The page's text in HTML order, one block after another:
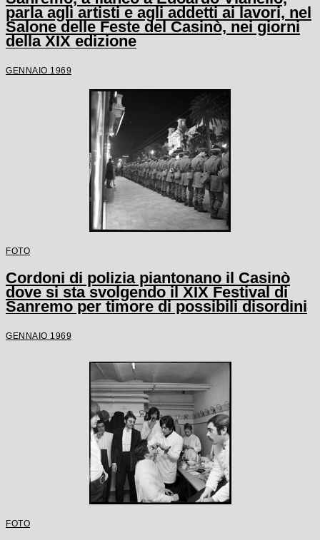
parla agli artisti e agli addetti ai lavori, nel
Salone delle Feste del Casinò, nei giorni
della XIX edizione
GENNAIO 1969
FOTO
Cordoni di polizia piantonano il Casinò
dove si sta svolgendo il XIX Festival di
Sanremo per timore di possibili disordini
GENNAIO 1969
FOTO